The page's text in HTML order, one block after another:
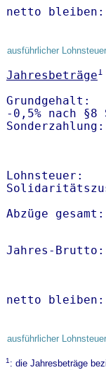
netto
ausführlicher
Jahresbeträge1
-0,5% nach
Lohnsteuer:
Abzüge
netto
ausführlicher
1: die Jahresbeträge